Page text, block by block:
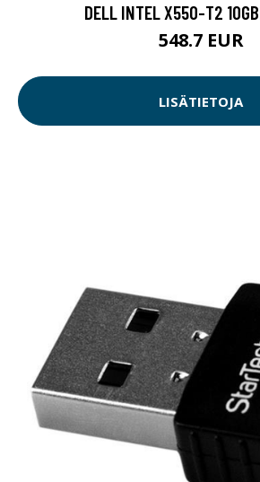
DELL INTEL X550-T2
548.7 EUR
LISÄTIETOJA